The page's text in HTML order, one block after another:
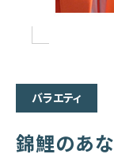
バラエティ
錦鯉のあ